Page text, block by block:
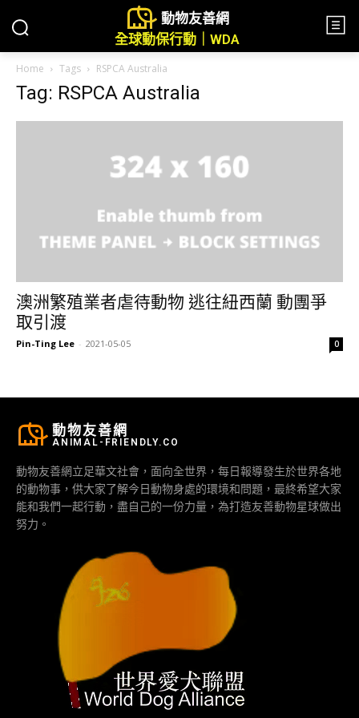
動物友善網
全球動保行動｜WDA
Home Tags RSPCA Australia
Tag: RSPCA Australia
澳洲繁殖業者虐待動物 逃往紐西蘭 動團爭
取引渡
Pin-Ting Lee - 2021-05-05 0
動物友善網
ANIMAL-FRIENDLY.CO
動物友善網立足華文社會，面向全世界，每日報導發生於世界各地
的動物事，供大家了解今日動物身處的環境和問題，最終希望大家
能和我們一起行動，盡自己的一份力量，為打造友善動物星球做出
努力。